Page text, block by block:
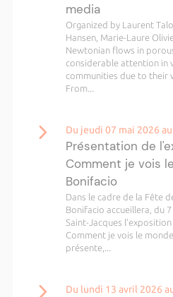
media
Organized by Laurent
Hansen, Marie-Laure
Newtonian flows in
considerable attention in
communities due to their
From...
Du jeudi 07 mai 2026
Présentation de
Comment je vois
Bonifacio
Dans le cadre de la Fête
Bonifacio accueillera, du
Saint-Jacques
Comment je vois le
présente,...
Du lundi 13 avril 2026